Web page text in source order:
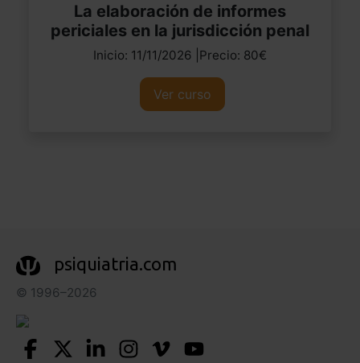
La elaboración de informes
periciales en la jurisdicción penal
Inicio: 11/11/2026 |Precio: 80€
Ver curso
psiquiatria.com
© 1996–2026